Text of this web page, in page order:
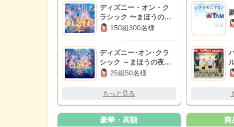
ディズニー・オン・ク
ラシック 〜まほうの夜
の音楽会 2026招待券
150組300名様
ディズニー･オン･クラ
シック ～まほうの夜の
音楽会 2026
25組50名様
もっと見る
豪華・高額 商